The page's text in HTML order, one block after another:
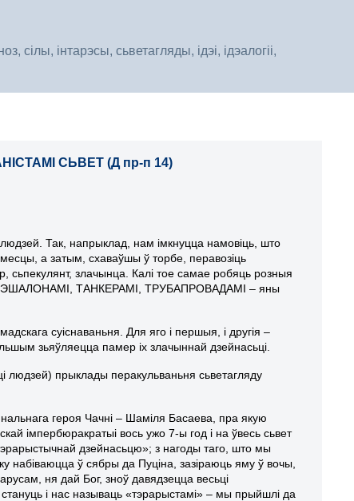
інтарэсы, сьветагляды, ідэі, ідэалогіі,
СЬВЕТ (Д пр-п 14)
людзей. Так, напрыклад, нам імкнуцца намовіць, што
а затым, схаваўшы ў торбе, перавозіць
злачынца. Калі тое самае робяць розныя
ЭШАЛОНАМІ, ТАНКЕРАМІ, ТРУБАПРОВАДАМІ – яны
суіснаваньня. Для яго і першыя, і другія –
зьяўляецца памер іх злачыннай дзейнасьці.
прыклады перакульваньня сьветагляду
героя Чачні – Шаміля Басаева, пра якую
імпербюракратыі вось ужо 7-ы год і на ўвесь сьвет
дзейнасьцю»; з нагоды таго, што мы
набіваюцца ў сябры да Пуціна, зазіраюць яму ў вочы,
ня дай Бог, зноў давядзецца весьці
і нас называць «тэрарыстамі» – мы прыйшлі да